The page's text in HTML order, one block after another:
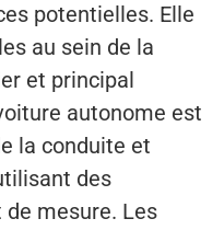
potentielles. Elle
au sein de la
et principal
autonome est
la conduite et
des
mesure. Les